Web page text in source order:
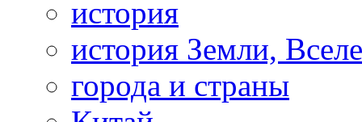
история
история Земли,
города и страны